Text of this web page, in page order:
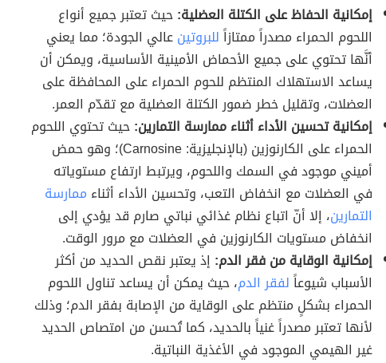
إمكانية الحفاظ على الكتلة العضلية:حيث تعتبر جميع أنواع
اللحوم الحمراء مصدراً ممتازاًللبروتينعالي الجودة؛ مما يعني
أنَّها تحتوي على جميع الأحماض الأمينية الأساسية، ويمكن أن
يساعد الاستهلاك المنتظم للحوم الحمراء على المحافظة على
العضلات، وتقليل خطر ضمور الكتلة العضلية مع تقدّم العمر.
إمكانية تحسين الأداء أثناء ممارسة التمارين:حيث تحتوي اللحوم
الحمراء على الكارنوزين (بالإنجليزية: Carnosine)؛ وهو حمض
أميني موجود في السمك واللحوم، ويرتبط ارتفاع مستوياته
في العضلات مع انخفاض التعب، وتحسين الأداء أثناء ممارسة
التمارين، إلا أنّ اتباع نظام غذائي نباتي صارم قد يؤدي إلى
انخفاض مستويات الكارنوزين في العضلات مع مرور الوقت.
إمكانية الوقاية من فقر الدم: إذ يعتبر نقص الحديد من أكثر
الأسباب شيوعاًلفقر الدم، حيث يمكن أن يساعد تناول اللحوم
الحمراء بشكلٍ منتظم على الوقاية من الإصابة بفقر الدم؛ وذلك
لأنها تعتبر مصدراً غنياً بالحديد، كما تُحسن من امتصاص الحديد
غير الهيمي الموجود في الأغذية النباتية.